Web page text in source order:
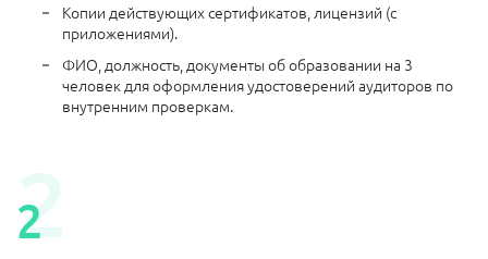
Копии действующих сертификатов, лицензий (с
приложениями).
ФИО, должность, документы об образовании на 3
человек для оформления удостоверений аудиторов по
внутренним проверкам.